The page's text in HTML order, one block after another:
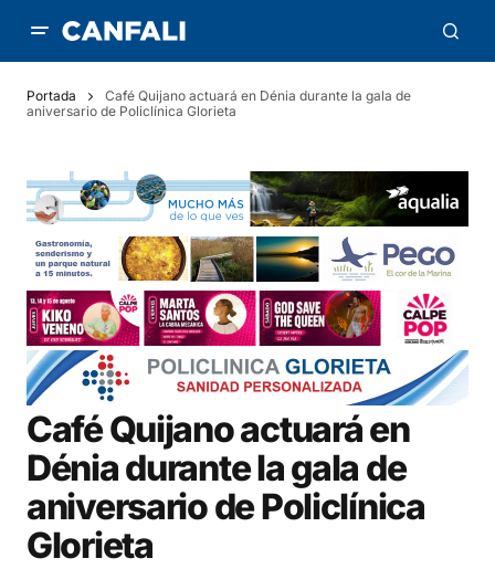
Portada
Café Quijano actuará en Dénia durante la gala de
aniversario de Policlínica Glorieta
Café Quijano actuará en
Dénia durante la gala de
aniversario de Policlínica
Glorieta